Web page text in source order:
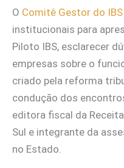
O Comitê Gestor do IBS
institucionais para
Piloto IBS, esclarecer
empresas sobre o
criado pela reforma
condução dos
editora fiscal da
Sul e integrante da
no Estado.